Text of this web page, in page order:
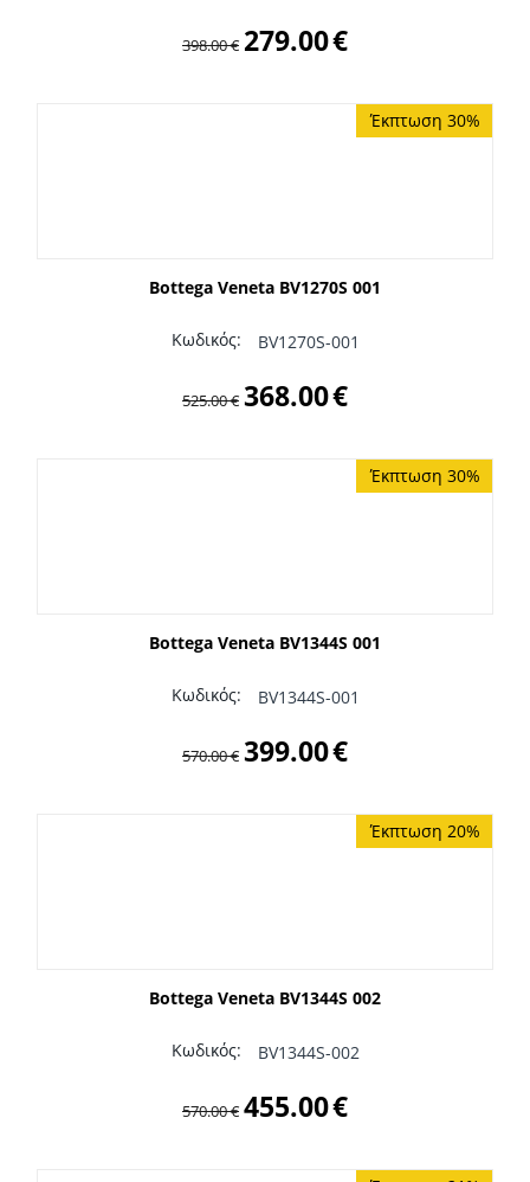
398.00€ 279.00€
Έκπτωση 30%
Bottega Veneta BV1270S 001
Κωδικός: BV1270S-001
525.00€ 368.00€
Έκπτωση 30%
Bottega Veneta BV1344S 001
Κωδικός: BV1344S-001
570.00€ 399.00€
Έκπτωση 20%
Bottega Veneta BV1344S 002
Κωδικός: BV1344S-002
570.00€ 455.00€